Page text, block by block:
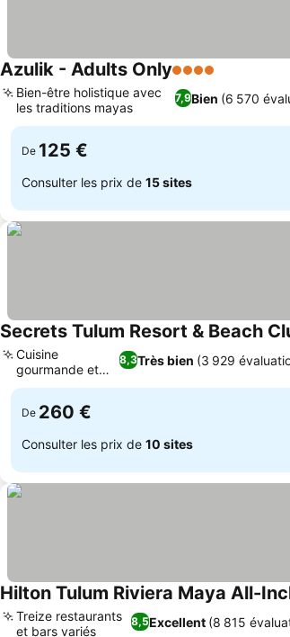
Azulik - Adults Only4 Étoiles
7,9Bien (6 570
Bien-être holistique avec
les traditions mayas
De 125 €
Consulter les prix de 15 sites
Secrets Tulum Resort & Beach
8,3Très bien (3 929
Cuisine
gourmande et
variée
De 260 €
Consulter les prix de 10 sites
Hilton Tulum Riviera Maya All-
8,5Excellent (8 815
Treize restaurants
et bars variés